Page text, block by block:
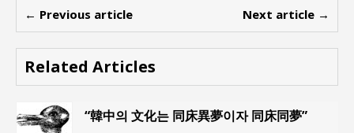
← Previous article Next article →
Related Articles
“韓中의 文化는 同床異夢이자 同床同夢”